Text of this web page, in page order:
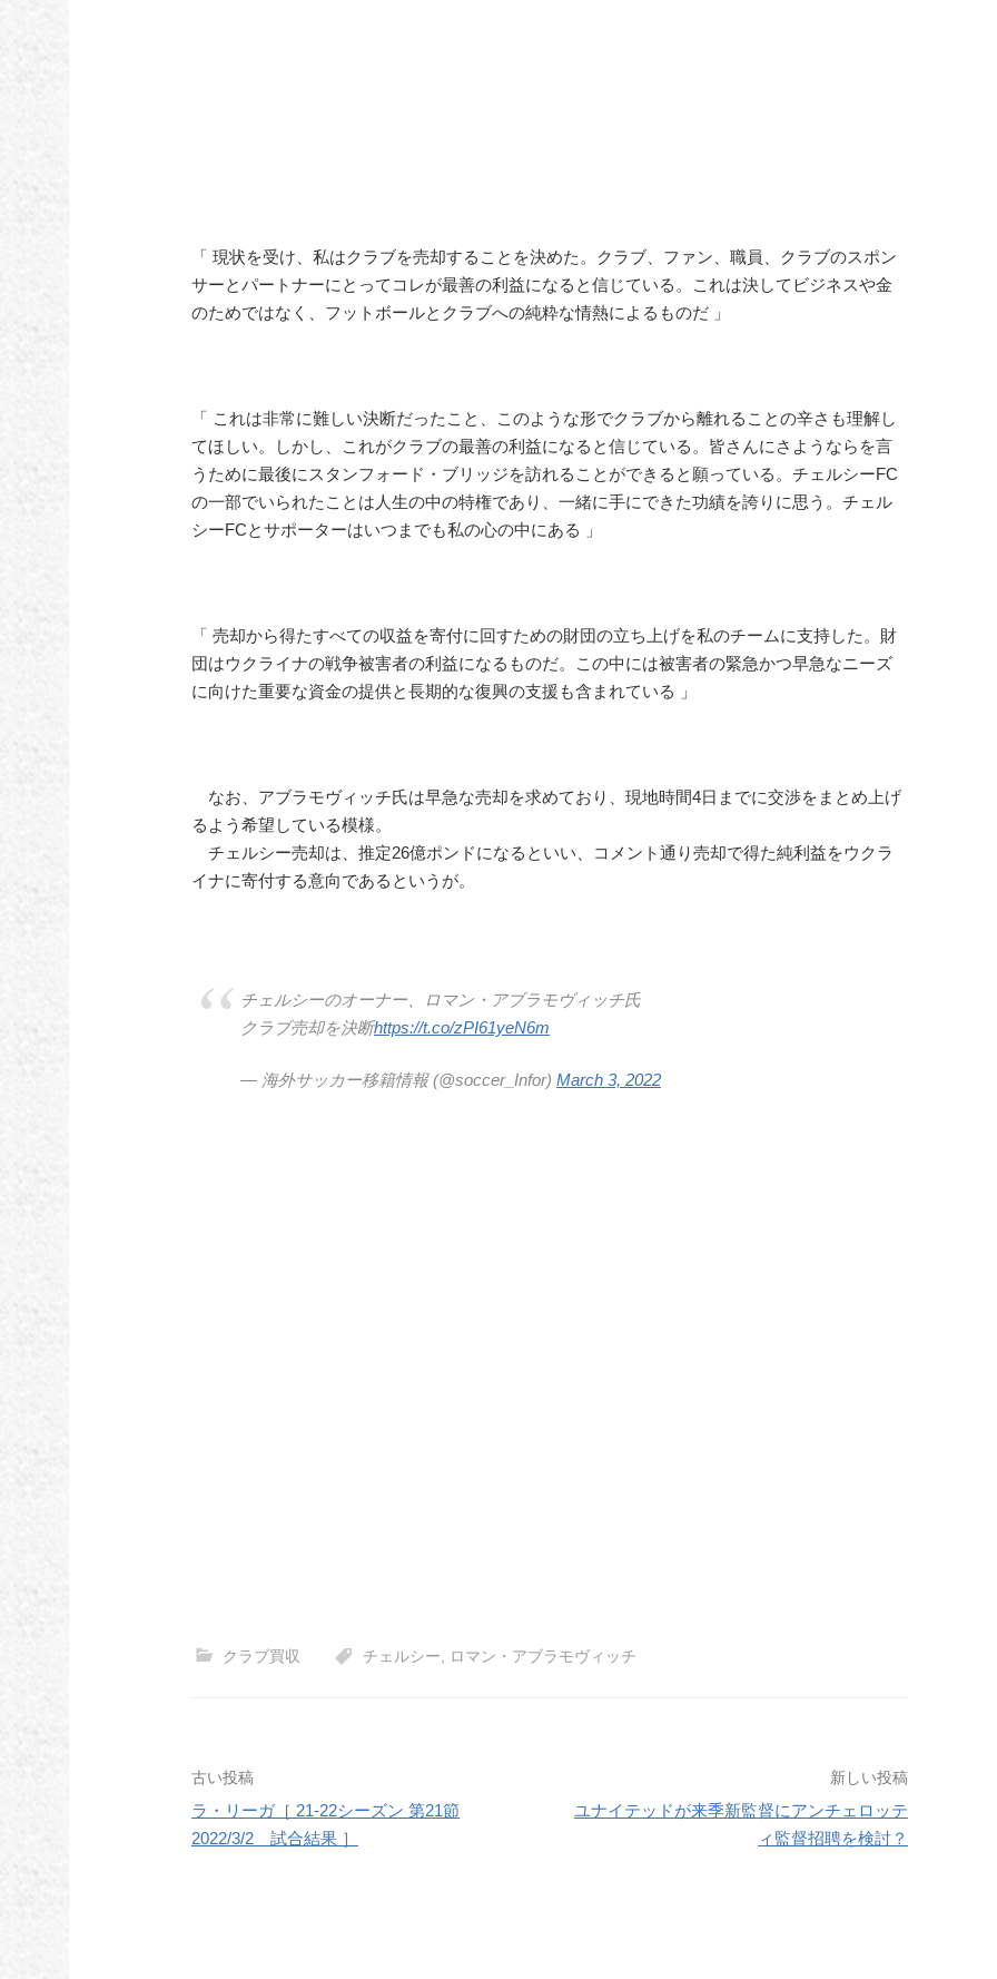
「 現状を受け、私はクラブを売却することを決めた。クラブ、ファン、職員、クラブのスポン
サーとパートナーにとってコレが最善の利益になると信じている。これは決してビジネスや金
のためではなく、フットボールとクラブへの純粋な情熱によるものだ 」
「 これは非常に難しい決断だったこと、このような形でクラブから離れることの辛さも理解し
てほしい。しかし、これがクラブの最善の利益になると信じている。皆さんにさようならを言
うために最後にスタンフォード・ブリッジを訪れることができると願っている。チェルシーFC
の一部でいられたことは人生の中の特権であり、一緒に手にできた功績を誇りに思う。チェル
シーFCとサポーターはいつまでも私の心の中にある 」
「 売却から得たすべての収益を寄付に回すための財団の立ち上げを私のチームに支持した。財
団はウクライナの戦争被害者の利益になるものだ。この中には被害者の緊急かつ早急なニーズ
に向けた重要な資金の提供と長期的な復興の支援も含まれている 」
なお、アブラモヴィッチ氏は早急な売却を求めており、現地時間4日までに交渉をまとめ上げ
るよう希望している模様。
チェルシー売却は、推定26億ポンドになるといい、コメント通り売却で得た純利益をウクラ
イナに寄付する意向であるというが。
チェルシーのオーナー、ロマン・アブラモヴィッチ氏
クラブ売却を決断https://t.co/zPI61yeN6m
— 海外サッカー移籍情報 (@soccer_Infor) March 3, 2022
クラブ買収 チェルシー ロマン・アブラモヴィッチ
投
稿
古い投稿
ラ・リーガ［ 21-22シーズン 第21節
2022/3/2 試合結果 ］
新しい投稿
ユナイテッドが来季新監督にアンチェロッテ
ィ監督招聘を検討？